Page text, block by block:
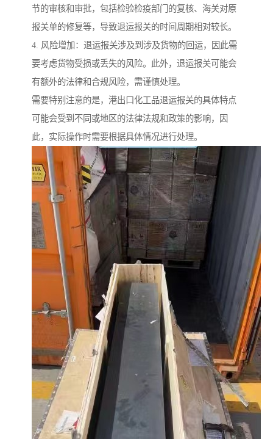
节的审核和审批，包括检验检疫部门的复核、海关对原
报关单的修复等，导致退运报关的时间周期相对较长。
4. 风险增加：退运报关涉及到涉及货物的回运，因此需
要考虑货物受损或丢失的风险。此外，退运报关可能会
有额外的法律和合规风险，需谨慎处理。
需要特别注意的是，港出口化工品退运报关的具体特点
可能会受到不同或地区的法律法规和政策的影响，因
此，实际操作时需要根据具体情况进行处理。